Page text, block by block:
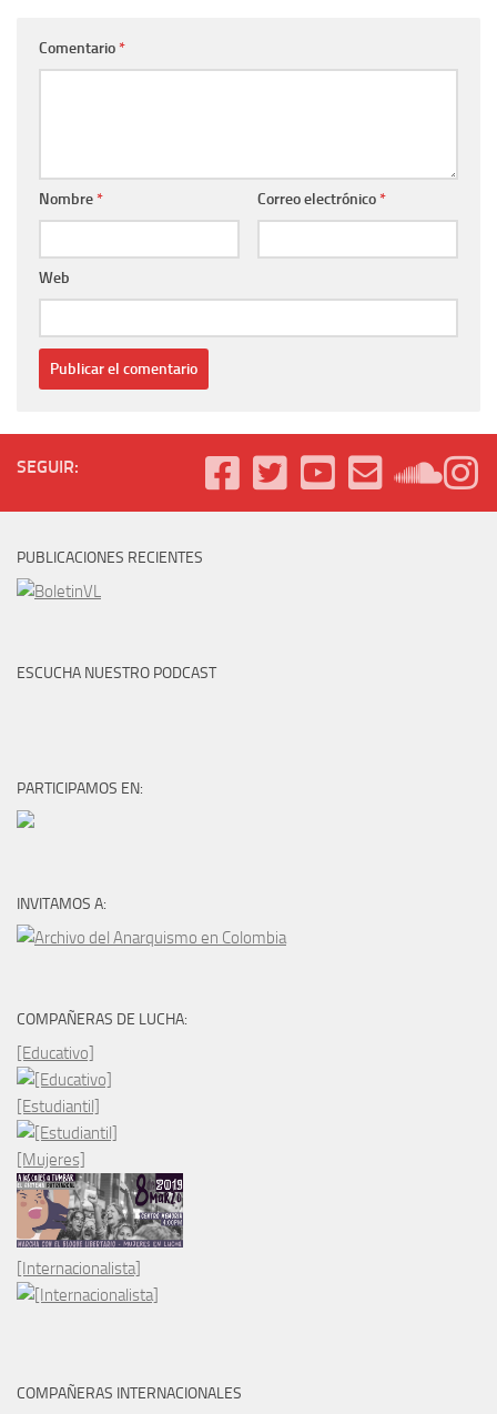
Comentario*
Nombre* Correo electrónico*
Web
SEGUIR:
PUBLICACIONES RECIENTES
ESCUCHA NUESTRO PODCAST
PARTICIPAMOS EN:
INVITAMOS A:
COMPAÑERAS DE LUCHA:
[Educativo]
[Estudiantil]
[Mujeres]
[Internacionalista]
COMPAÑERAS INTERNACIONALES